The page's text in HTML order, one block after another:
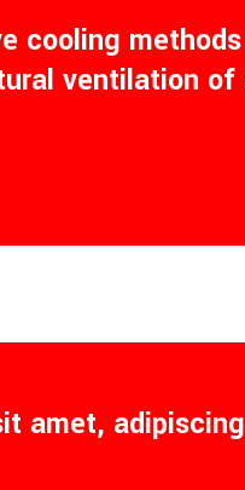
cooling
ventilation of
amet,